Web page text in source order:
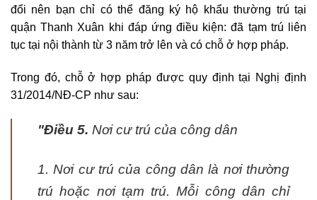
đổi nên bạn chỉ có thể đăng ký hộ khẩu thường trú tại
quận Thanh Xuân khi đáp ứng điều kiện: đã tạm trú liên
tục tại nội thành từ 3 năm trở lên và có chỗ ở hợp pháp.
Trong đó, chỗ ở hợp pháp được quy định tại Nghị định
31/2014/NĐ-CP như sau:
"Điều 5. Nơi cư trú của công dân
1. Nơi cư trú của công dân là nơi thường
trú hoặc nơi tạm trú. Mỗi công dân chỉ